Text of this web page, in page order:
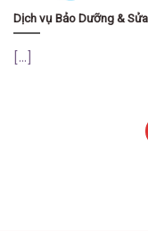
Dịch vụ Bảo Dưỡng &
[...]